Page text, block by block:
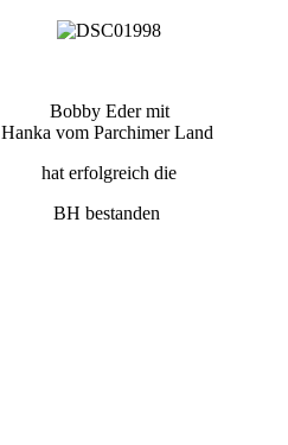
Bobby Eder mit
Hanka vom Parchimer Land
hat erfolgreich die
BH bestanden